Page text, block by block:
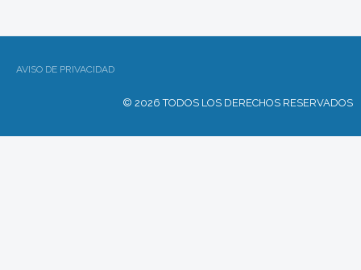
AVISO DE PRIVACIDAD
© 2026 TODOS LOS DERECHOS RESERVADOS